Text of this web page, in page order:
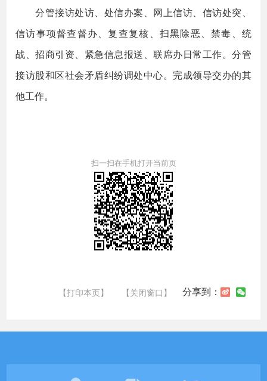
分管接访处访、处信办案、网上信访、信访处突、
信访事项督查督办、复查复核、扫黑除恶、禁毒、统
战、招商引资、紧急信息报送、联席办日常工作。分管
接访股和区社会矛盾纠纷调处中心。完成领导交办的其
他工作。
扫一扫在手机打开当前页
【打印本页】 【关闭窗口】 分享到：